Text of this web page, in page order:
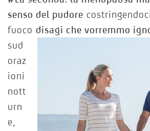
senso del pudore
fuoco disagi che vorremmo
sud
oraz
ioni
nott
urn
e,